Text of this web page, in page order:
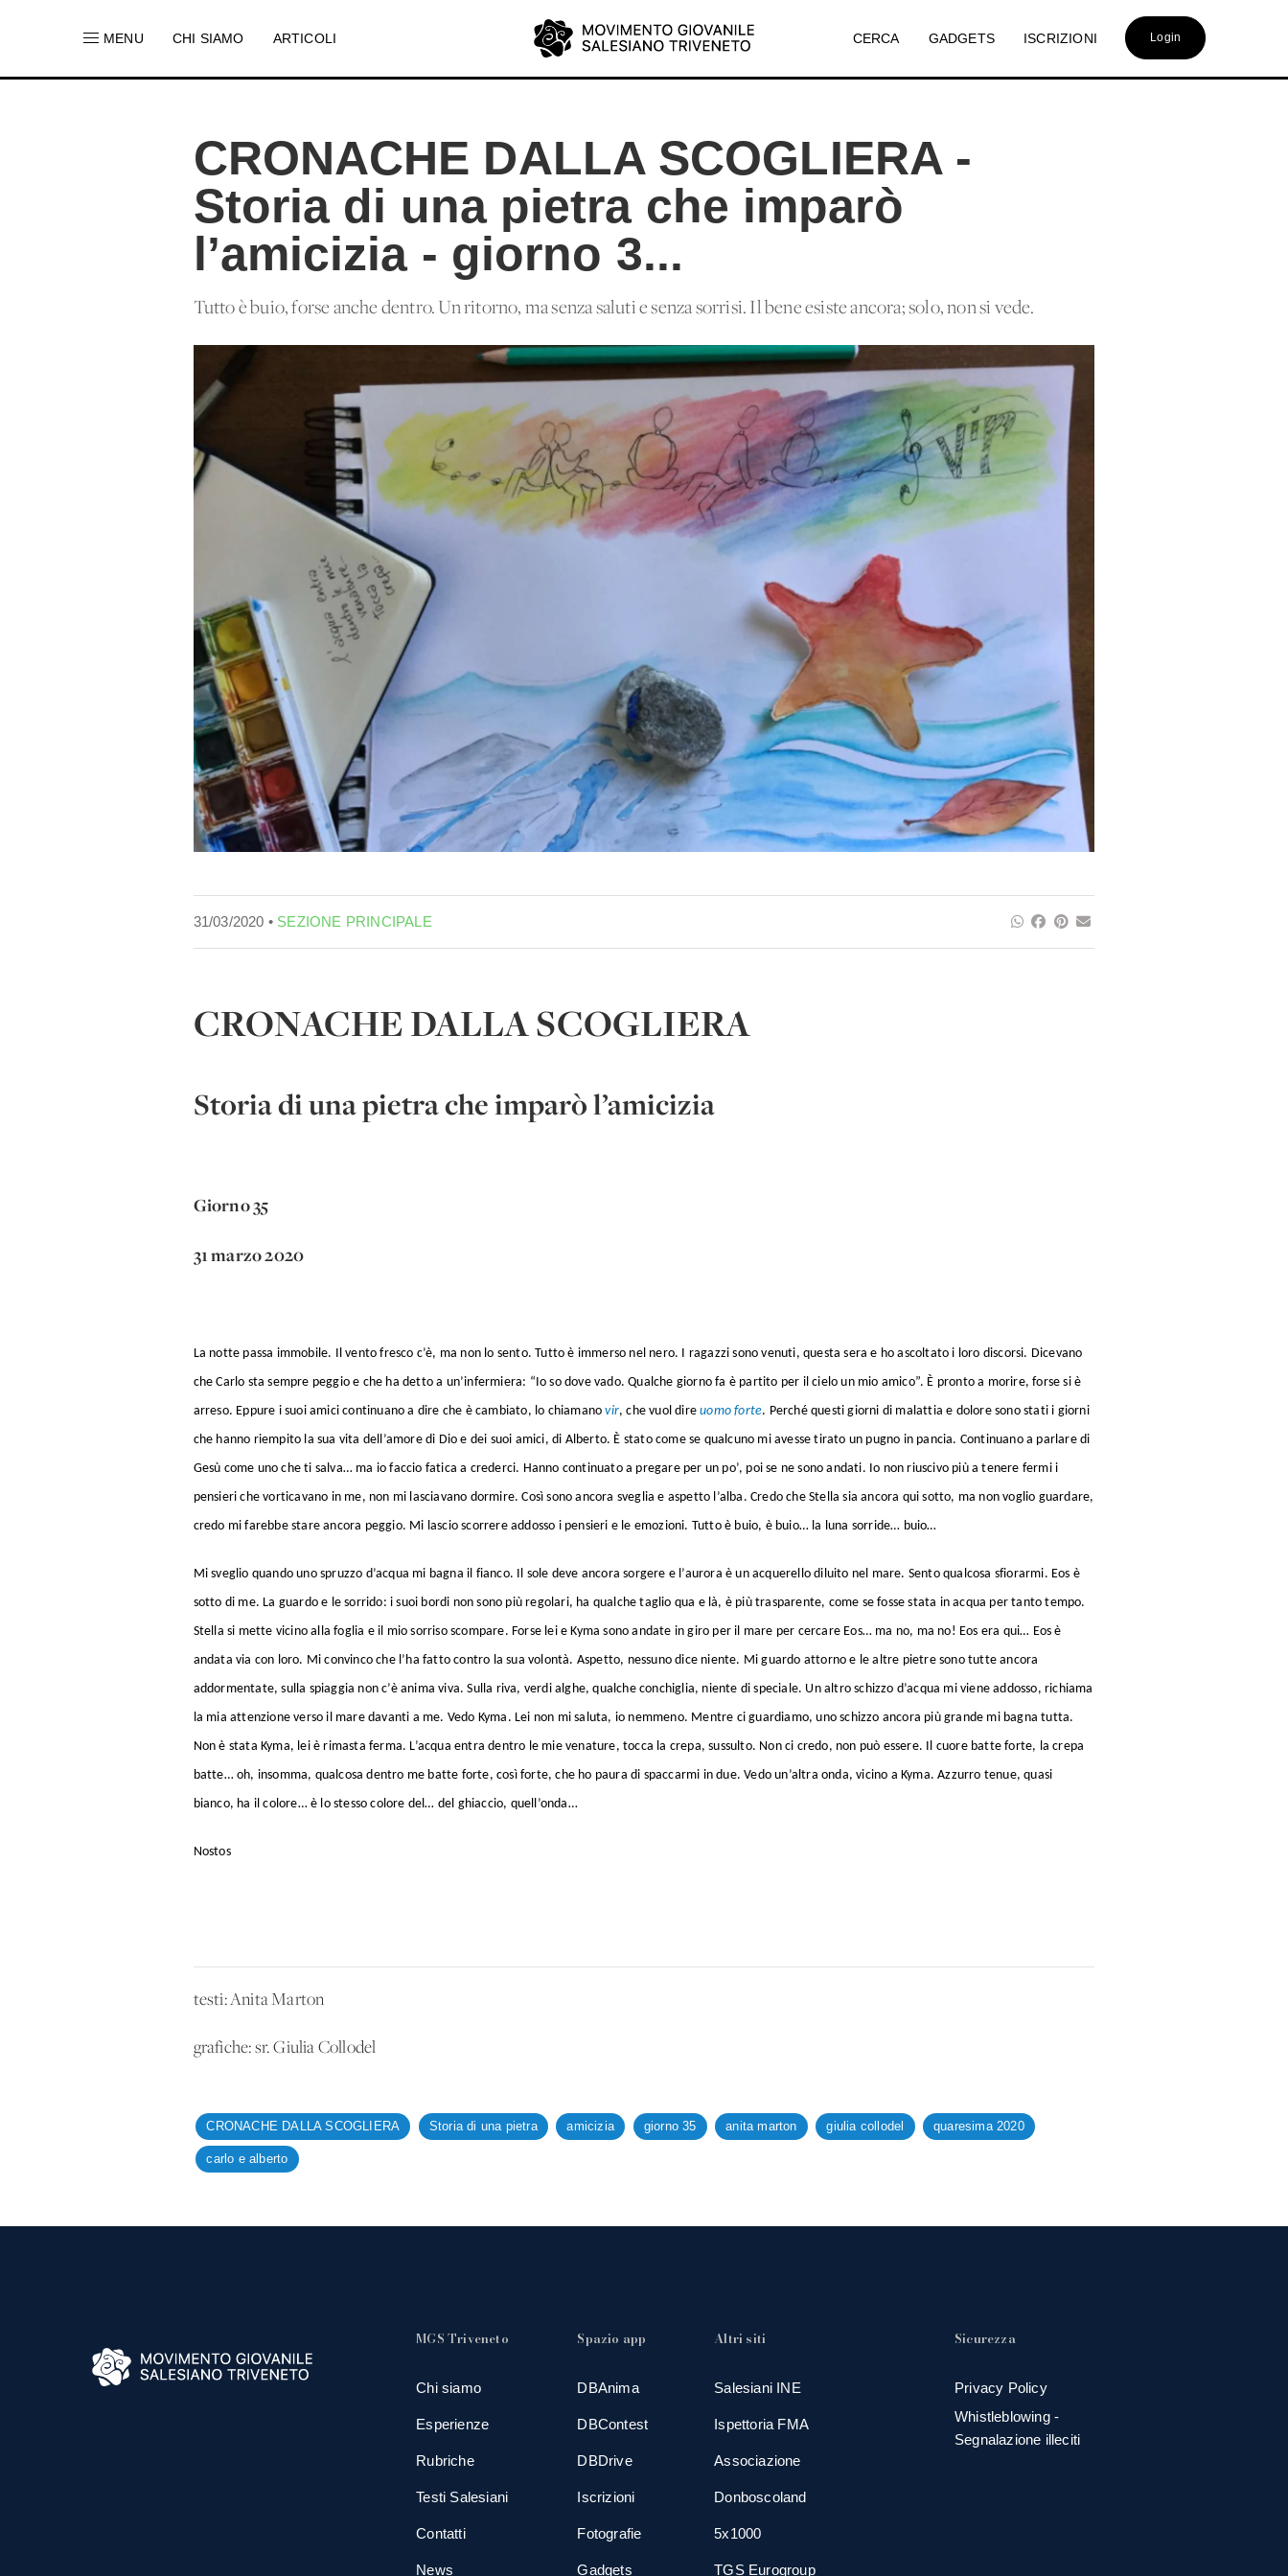
MENU CHI SIAMO ARTICOLI CERCA GADGETS ISCRIZIONI Login
CRONACHE DALLA SCOGLIERA -
Storia di una pietra che imparò
l’amicizia - giorno 3...
Tutto è buio, forse anche dentro. Un ritorno, ma senza saluti e senza sorrisi. Il bene esiste ancora; solo, non si vede.
31/03/2020 • SEZIONE PRINCIPALE
CRONACHE DALLA SCOGLIERA
Storia di una pietra che imparò l’amicizia
Giorno 35
31 marzo 2020
La notte passa immobile. Il vento fresco c’è, ma non lo sento. Tutto è immerso nel nero. I ragazzi sono venuti, questa sera e ho ascoltato i loro discorsi. Dicevano
che Carlo sta sempre peggio e che ha detto a un’infermiera: “Io so dove vado. Qualche giorno fa è partito per il cielo un mio amico”. È pronto a morire, forse si è
arreso. Eppure i suoi amici continuano a dire che è cambiato, lo chiamanovir, che vuol direuomo forte. Perché questi giorni di malattia e dolore sono stati i giorni
che hanno riempito la sua vita dell’amore di Dio e dei suoi amici, di Alberto. È stato come se qualcuno mi avesse tirato un pugno in pancia. Continuano a parlare di
Gesù come uno che ti salva… ma io faccio fatica a crederci. Hanno continuato a pregare per un po’, poi se ne sono andati. Io non riuscivo più a tenere fermi i
pensieri che vorticavano in me, non mi lasciavano dormire. Così sono ancora sveglia e aspetto l’alba. Credo che Stella sia ancora qui sotto, ma non voglio guardare,
credo mi farebbe stare ancora peggio. Mi lascio scorrere addosso i pensieri e le emozioni. Tutto è buio, è buio… la luna sorride… buio…
Mi sveglio quando uno spruzzo d’acqua mi bagna il fianco. Il sole deve ancora sorgere e l’aurora è un acquerello diluito nel mare. Sento qualcosa sfiorarmi. Eos è
sotto di me. La guardo e le sorrido: i suoi bordi non sono più regolari, ha qualche taglio qua e là, è più trasparente, come se fosse stata in acqua per tanto tempo.
Stella si mette vicino alla foglia e il mio sorriso scompare. Forse lei e Kyma sono andate in giro per il mare per cercare Eos… ma no, ma no! Eos era qui… Eos è
andata via con loro. Mi convinco che l’ha fatto contro la sua volontà. Aspetto, nessuno dice niente. Mi guardo attorno e le altre pietre sono tutte ancora
addormentate, sulla spiaggia non c’è anima viva. Sulla riva, verdi alghe, qualche conchiglia, niente di speciale. Un altro schizzo d’acqua mi viene addosso, richiama
la mia attenzione verso il mare davanti a me. Vedo Kyma. Lei non mi saluta, io nemmeno. Mentre ci guardiamo, uno schizzo ancora più grande mi bagna tutta.
Non è stata Kyma, lei è rimasta ferma. L’acqua entra dentro le mie venature, tocca la crepa, sussulto. Non ci credo, non può essere. Il cuore batte forte, la crepa
batte… oh, insomma, qualcosa dentro me batte forte, così forte, che ho paura di spaccarmi in due. Vedo un’altra onda, vicino a Kyma. Azzurro tenue, quasi
bianco, ha il colore… è lo stesso colore del… del ghiaccio, quell’onda…
Nostos
testi: Anita Marton
grafiche: sr. Giulia Collodel
CRONACHE DALLA SCOGLIERA Storia di una pietra amicizia giorno 35 anita marton giulia collodel quaresima 2020
carlo e alberto
MGS Triveneto
Chi siamo
Esperienze
Rubriche
Testi Salesiani
Contatti
News
Spazio app
DBAnima
DBContest
DBDrive
Iscrizioni
Fotografie
Gadgets
Altri siti
Salesiani INE
Ispettoria FMA
Associazione
Donboscoland
5x1000
TGS Eurogroup
Sicurezza
Privacy Policy
Whistleblowing -
Segnalazione illeciti